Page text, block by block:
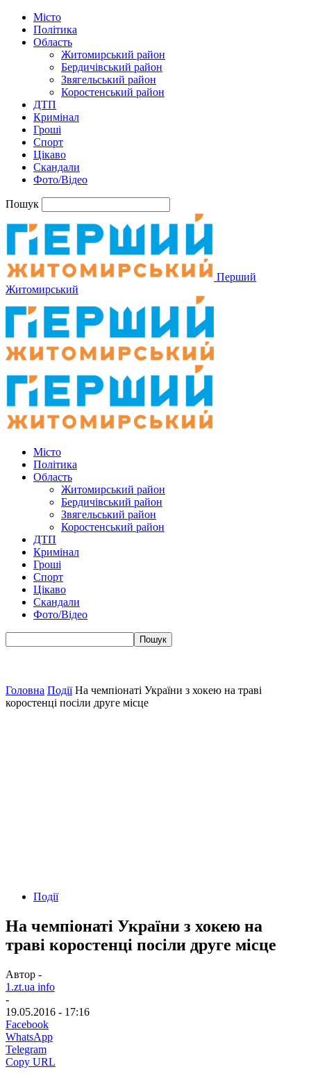
Місто
Політика
Область
Житомирський район
Бердичівський район
Звягельський район
Коростенський район
ДТП
Кримінал
Гроші
Спорт
Цікаво
Скандали
Фото/Відео
Пошук
Перший
Житомирський
Місто
Політика
Область
Житомирський район
Бердичівський район
Звягельський район
Коростенський район
ДТП
Кримінал
Гроші
Спорт
Цікаво
Скандали
Фото/Відео
Головна Події На чемпіонаті України з хокею на траві
коростенці посіли друге місце
Події
На чемпіонаті України з хокею на
траві коростенці посіли друге місце
Автор -
1.zt.ua info
-
19.05.2016 - 17:16
Facebook
WhatsApp
Telegram
Copy URL